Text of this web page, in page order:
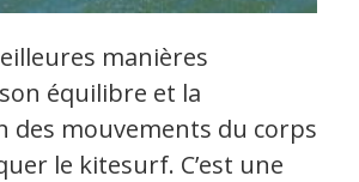
manières
équilibre et la
des mouvements du corps
le kitesurf. C’est une